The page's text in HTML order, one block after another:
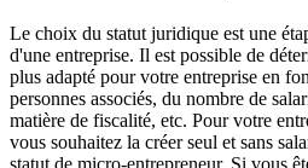
Le choix du statut juridique est une
d'une entreprise. Il est possible de
plus adapté pour votre entreprise en
personnes associés, du nombre de
matière de fiscalité, etc. Pour votre
vous souhaitez la créer seul et sans